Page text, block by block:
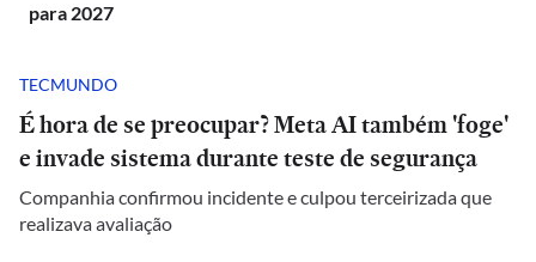
para 2027
TECMUNDO
É hora de se preocupar? Meta AI também 'foge'
e invade sistema durante teste de segurança
Companhia confirmou incidente e culpou terceirizada que
realizava avaliação